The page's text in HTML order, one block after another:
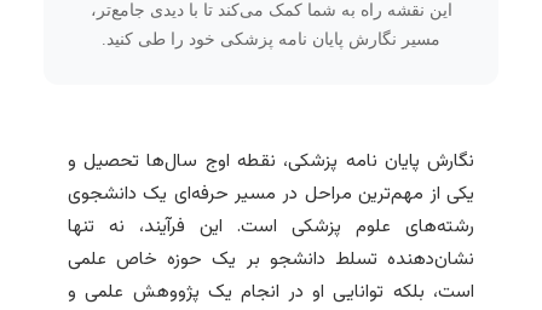
این نقشه راه به شما کمک می‌کند تا با دیدی جامع‌تر،
مسیر نگارش پایان نامه پزشکی خود را طی کنید.
نگارش پایان نامه پزشکی، نقطه اوج سال‌ها تحصیل و
یکی از مهم‌ترین مراحل در مسیر حرفه‌ای یک دانشجوی
رشته‌های علوم پزشکی است. این فرآیند، نه تنها
نشان‌دهنده تسلط دانشجو بر یک حوزه خاص علمی
است، بلکه توانایی او در انجام یک پژووهش علمی و